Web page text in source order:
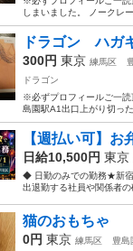
しまいました。 ノークレ
ドラゴン ハガ
300円 東京 練馬区
ドラゴン
※必ずプロフィールご一読
島園駅A1出口上がり切っ
【週払い可】
日給10,500円 東京
◆ 日勤のみでの勤務★新宿
出退勤する社員や関係者
猫のおもちゃ
0円 東京 練馬区 豊島